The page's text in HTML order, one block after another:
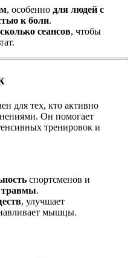
, особенно для людей с
к боли.
сеансов, чтобы
для тех, кто активно
Он помогает
тренировок и
спортсменов и
травмы.
, улучшает
мышцы.